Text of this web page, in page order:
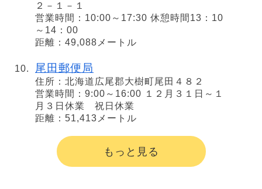
２－１－１
営業時間：10:00～17:30 休憩時間13：10
～14：00
距離：49,088メートル
尾田郵便局
住所：北海道広尾郡大樹町尾田４８２
営業時間：9:00～16:00 １２月３１日～１
月３日休業 祝日休業
距離：51,413メートル
もっと見る